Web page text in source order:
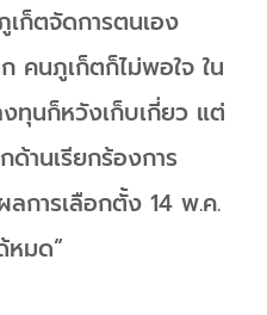
เก็ตจัดการตนเอง
คนภูเก็ตก็ไม่พอใจ ใน
ทุนก็หวังเก็บเกี่ยว แต่
านเรียกร้องการ
การเลือกตั้ง 14 พ.ค.
หมด”